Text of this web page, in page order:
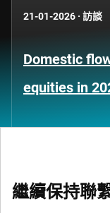
21-01-2026 · 訪談
Domestic
equities in
繼續保持聯